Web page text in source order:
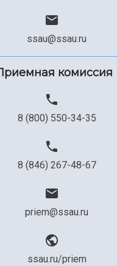
ssau@ssau.ru
комиссия
8 (800) 550-34-35
8 (846) 267-48-67
priem@ssau.ru
ssau.ru/priem